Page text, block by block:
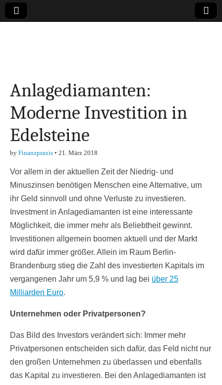
Finanzen,
Marketing-, Vertrieb-
& Investment-Tipps
Anlagediamanten:
Moderne Investition in
Edelsteine
by Finanzpraxis • 21. März 2018
Vor allem in der aktuellen Zeit der Niedrig- und
Minuszinsen benötigen Menschen eine Alternative, um
ihr Geld sinnvoll und ohne Verluste zu investieren.
Investment in Anlagediamanten ist eine interessante
Möglichkeit, die immer mehr als Beliebtheit gewinnt.
Investitionen allgemein boomen aktuell und der Markt
wird dafür immer größer. Allein im Raum Berlin-
Brandenburg stieg die Zahl des investierten Kapitals im
vergangenen Jahr um 5,9 % und lag bei über 25
Milliarden Euro.
Unternehmen oder Privatpersonen?
Das Bild des Investors verändert sich: Immer mehr
Privatpersonen entscheiden sich dafür, das Feld nicht nur
den großen Unternehmen zu überlassen und ebenfalls
das Kapital zu investieren. Bei den Anlagediamanten ist